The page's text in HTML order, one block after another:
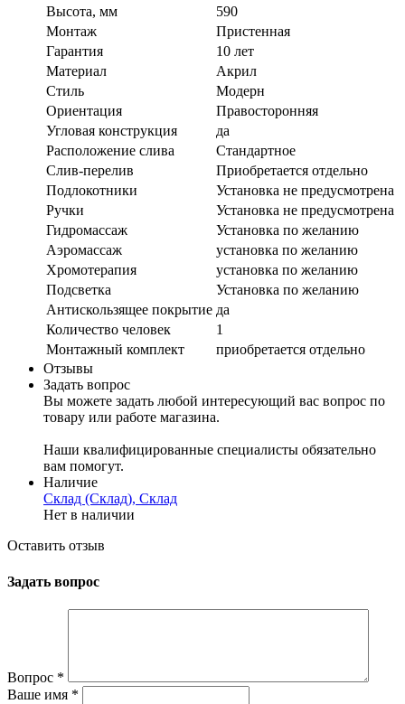
Высота, мм
590
Монтаж
Пристенная
Гарантия
10 лет
Материал
Акрил
Стиль
Модерн
Ориентация
Правосторонняя
Угловая конструкция
да
Расположение слива
Стандартное
Слив-перелив
Приобретается отдельно
Подлокотники
Установка не предусмотрена
Ручки
Установка не предусмотрена
Гидромассаж
Установка по желанию
Аэромассаж
установка по желанию
Хромотерапия
установка по желанию
Подсветка
Установка по желанию
Антискользящее покрытие да
Количество человек
1
Монтажный комплект
приобретается отдельно
Отзывы
Задать вопрос
Вы можете задать любой интересующий вас вопрос по
товару или работе магазина.
Наши квалифицированные специалисты обязательно
вам помогут.
Наличие
Склад (Склад), Склад
Нет в наличии
Оставить отзыв
Задать вопрос
Вопрос *
Ваше имя *